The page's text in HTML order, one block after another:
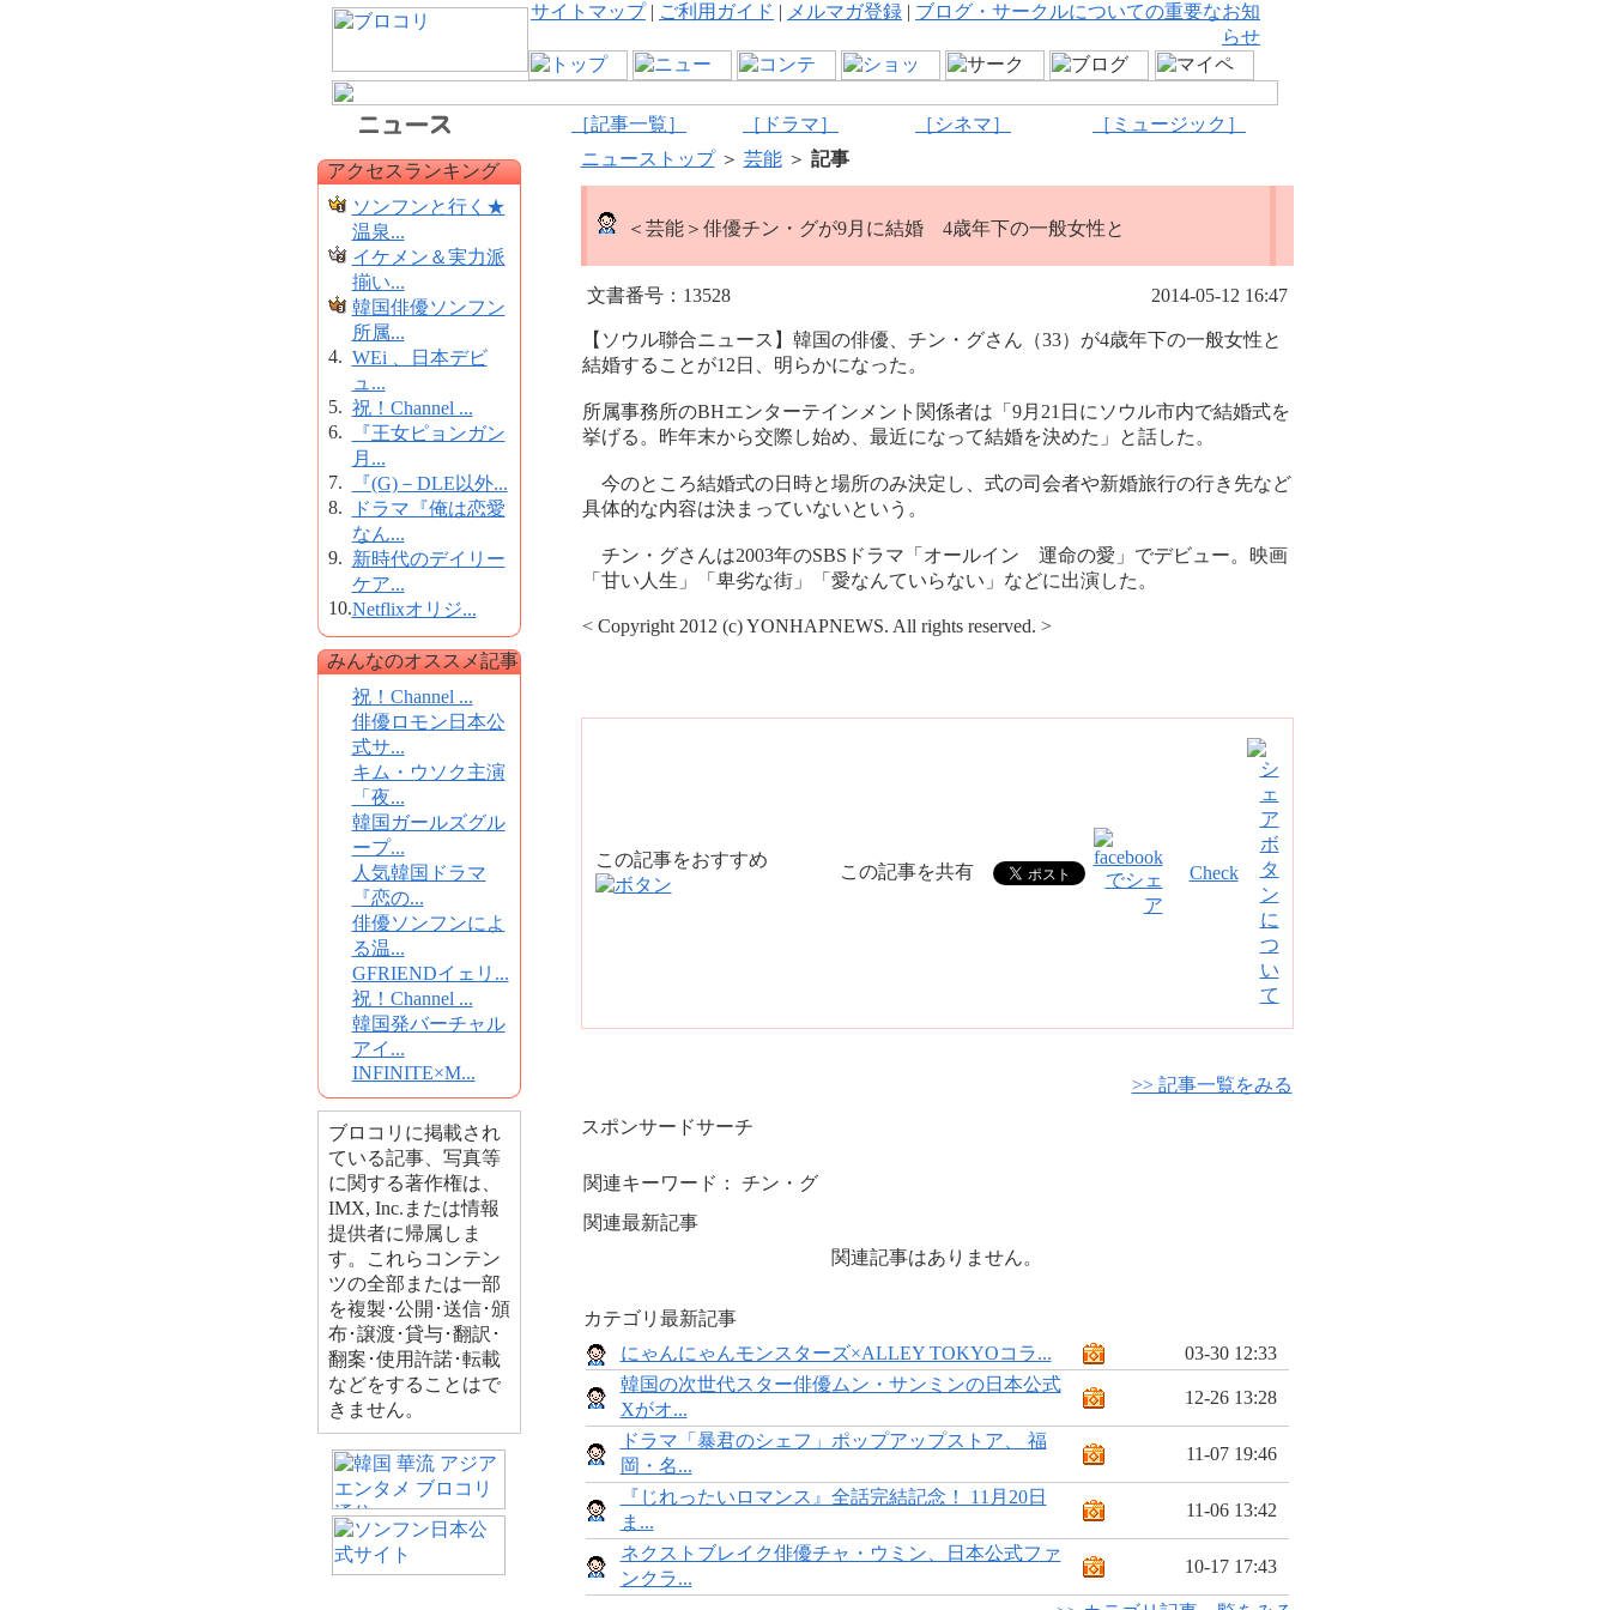
サイトマップ| ご利用ガイド | メルマガ登録 | ブログ・サークルについての重要なお知
らせ
［記事一覧］ ［ドラマ］ ［シネマ］ ［ミュージック］
アクセスランキング
ソンフンと行く★
温泉...
イケメン＆実力派
揃い...
韓国俳優ソンフン
所属...
4. WEi 、日本デビ
ュ...
5. 祝！Channel ...
6.
『王女ピョンガン
月...
7.
『(G)－DLE以外...
8.
ドラマ『俺は恋愛
なん...
9. 新時代のデイリー
ケア...
10.Netflixオリジ...
みんなのオススメ記事
祝！Channel ...
俳優ロモン日本公
式サ...
キム・ウソク主演
「夜...
韓国ガールズグル
ープ...
人気韓国ドラマ
『恋の...
俳優ソンフンによ
る温...
GFRIENDイェリ...
祝！Channel ...
韓国発バーチャル
アイ...
INFINITE×M...
ブロコリに掲載され
ている記事、写真等
に関する著作権は、
IMX, Inc.または情報
提供者に帰属しま
す。これらコンテン
ツの全部または一部
を複製･公開･送信･頒
布･譲渡･貸与･翻訳･
翻案･使用許諾･転載
などをすることはで
きません。
ニューストップ＞ 芸能＞ 記事
＜芸能＞俳優チン・グが9月に結婚 4歳年下の一般女性と
文書番号：13528 2014-05-12 16:47
【ソウル聯合ニュース】韓国の俳優、チン・グさん（33）が4歳年下の一般女性と
結婚することが12日、明らかになった。
所属事務所のBHエンターテインメント関係者は「9月21日にソウル市内で結婚式を
挙げる。昨年末から交際し始め、最近になって結婚を決めた」と話した。
今のところ結婚式の日時と場所のみ決定し、式の司会者や新婚旅行の行き先など
具体的な内容は決まっていないという。
チン・グさんは2003年のSBSドラマ「オールイン 運命の愛」でデビュー。映画
「甘い人生」「卑劣な街」「愛なんていらない」などに出演した。
< Copyright 2012 (c) YONHAPNEWS. All rights reserved. >
この記事をおすすめ
この記事を共有 Check
>> 記事一覧をみる
スポンサードサーチ
関連キーワード： チン・グ
関連最新記事
関連記事はありません。
カテゴリ最新記事
にゃんにゃんモンスターズ×ALLEY TOKYOコラ...
03-30 12:33
韓国の次世代スター俳優ムン・サンミンの日本公式
Xがオ...
12-26 13:28
ドラマ「暴君のシェフ」ポップアップストア、 福
岡・名...
11-07 19:46
『じれったいロマンス』全話完結記念！ 11月20日
ま...
11-06 13:42
ネクストブレイク俳優チャ・ウミン、日本公式ファ
ンクラ...
10-17 17:43